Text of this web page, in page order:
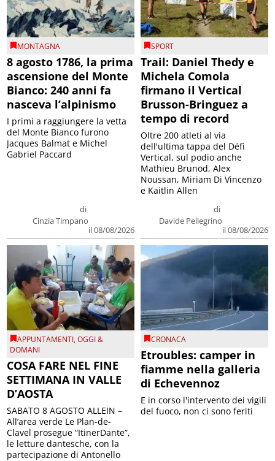
MONTAGNA
8 agosto 1786, la prima
ascensione del Monte
Bianco: 240 anni fa
nasceva l’alpinismo
di
Cinzia Timpano
il 08/08/2026
I primi a raggiungere la vetta
del Monte Bianco furono
Jacques Balmat e Michel
Gabriel Paccard
SPORT
Trail: Daniel Thedy e
Michela Comola
firmano il Vertical
Brusson-Bringuez a
tempo di record
di
Davide Pellegrino
il 08/08/2026
Oltre 200 atleti al via
dell'ultima tappa del Défì
Vertical, sul podio anche
Mathieu Brunod, Alex
Noussan, Miriam Di Vincenzo
e Kaitlin Allen
APPUNTAMENTI,OGGI &
DOMANI
COSA FARE NEL FINE
SETTIMANA IN VALLE
D’AOSTA
SABATO 8 AGOSTO ALLEIN –
All’area verde Le Plan-de-
Clavel prosegue “ItinerDante”,
le letture dantesche, con la
partecipazione di Antonello
CRONACA
Etroubles: camper in
fiamme nella galleria
di Echevennoz
E in corso l'intervento dei vigili
del fuoco, non ci sono feriti